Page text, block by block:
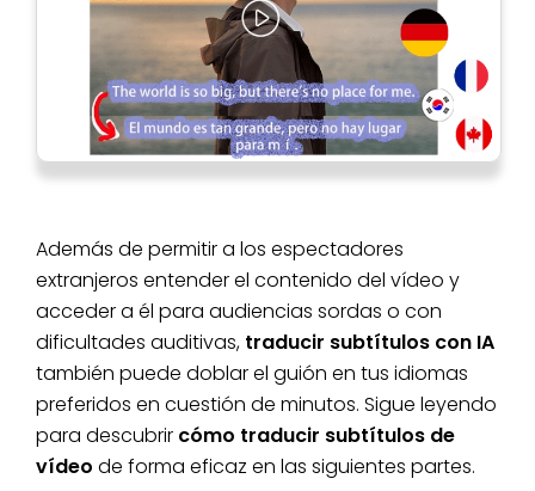
Además de permitir a los espectadores
extranjeros entender el contenido del vídeo y
acceder a él para audiencias sordas o con
dificultades auditivas, traducir subtítulos con IA
también puede doblar el guión en tus idiomas
preferidos en cuestión de minutos. Sigue leyendo
para descubrir cómo traducir subtítulos de
vídeo de forma eficaz en las siguientes partes.